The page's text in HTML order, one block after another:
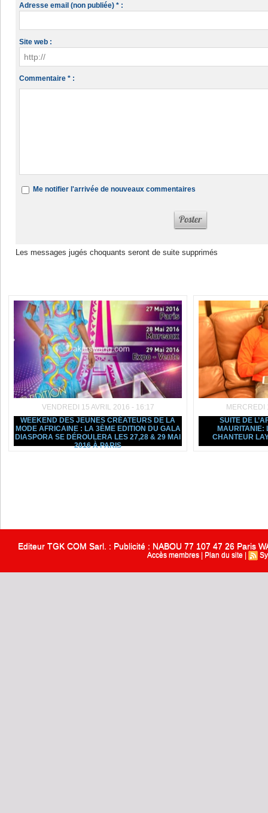
Adresse email (non publiée) * :
Site web :
Commentaire * :
Me notifier l'arrivée de nouveaux commentaires
Les messages jugés choquants seront de suite supprimés
VENDREDI 15 AVRIL 2016 - 16:17
WEEKEND DES JEUNES CRÉATEURS DE LA
MODE AFRICAINE : LA 3ÈME EDITION DU GALA
DIASPORA SE DÉROULERA LES 27,28 & 29 MAI
2016 À PARIS
MERCREDI
SUITE DE
MAURITANIE:
CHANTEUR
Editeur TGK COM Sarl. : Publicité : NABOU 77 107 47 26 Paris
Accès membres Plan du site